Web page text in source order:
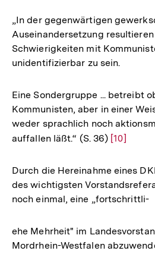
„In der gegenwärtigen
Auseinandersetzung
Schwierigkeiten mit
unidentifizierbar zu sein.
Eine Sondergruppe ... betreibt
Kommunisten, aber in einer
weder sprachlich noch
auffallen läßt.“ (S. 36) Zur
der
Fußnote
[10]
Durch die Hereinahme eines
des wichtigsten
noch einmal, eine „fortschrittli-
ehe Mehrheit" im
Mordrhein-Westfalen